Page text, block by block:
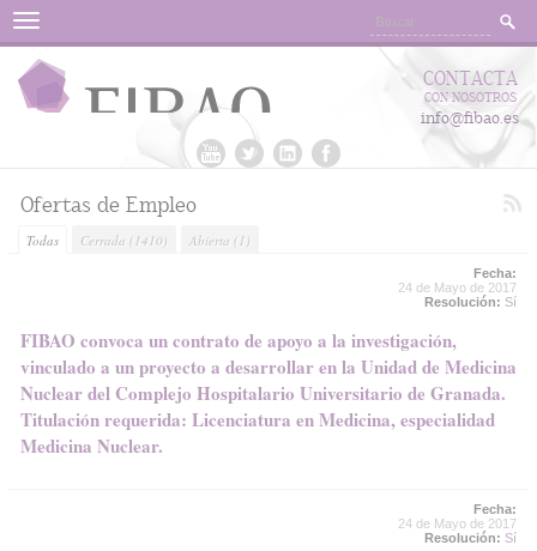
Menu
CONTACTA
CON NOSOTROS
info@fibao.es
Ofertas de Empleo
Todas Cerrada (1410) Abierta (1)
Fecha:
24 de Mayo de 2017
Resolución: Sí
FIBAO convoca un contrato de apoyo a la investigación,
vinculado a un proyecto a desarrollar en la Unidad de Medicina
Nuclear del Complejo Hospitalario Universitario de Granada.
Titulación requerida: Licenciatura en Medicina, especialidad
Medicina Nuclear.
Fecha:
24 de Mayo de 2017
Resolución: Sí